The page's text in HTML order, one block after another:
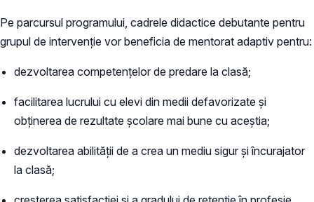
Pe parcursul programului, cadrele didactice debutante pentru
grupul de intervenție vor beneficia de mentorat adaptiv pentru:
dezvoltarea competențelor de predare la clasă;
facilitarea lucrului cu elevi din medii defavorizate și
obținerea de rezultate școlare mai bune cu aceștia;
dezvoltarea abilității de a crea un mediu sigur și încurajator
la clasă;